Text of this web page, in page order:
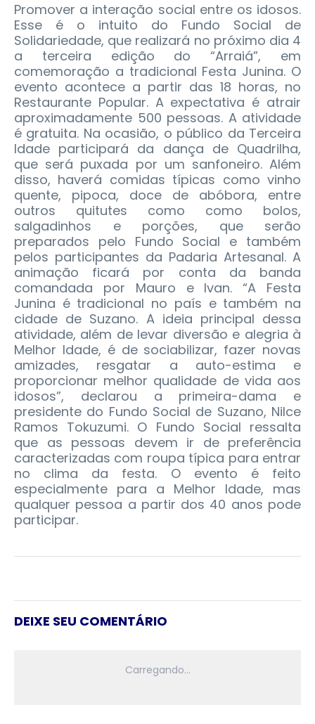
Promover a interação social entre os idosos.
Esse é o intuito do Fundo Social de
Solidariedade, que realizará no próximo dia 4
a terceira edição do “Arraiá”, em
comemoração a tradicional Festa Junina. O
evento acontece a partir das 18 horas, no
Restaurante Popular. A expectativa é atrair
aproximadamente 500 pessoas. A atividade
é gratuita. Na ocasião, o público da Terceira
Idade participará da dança de Quadrilha,
que será puxada por um sanfoneiro. Além
disso, haverá comidas típicas como vinho
quente, pipoca, doce de abóbora, entre
outros quitutes como como bolos,
salgadinhos e porções, que serão
preparados pelo Fundo Social e também
pelos participantes da Padaria Artesanal. A
animação ficará por conta da banda
comandada por Mauro e Ivan. “A Festa
Junina é tradicional no país e também na
cidade de Suzano. A ideia principal dessa
atividade, além de levar diversão e alegria à
Melhor Idade, é de sociabilizar, fazer novas
amizades, resgatar a auto-estima e
proporcionar melhor qualidade de vida aos
idosos”, declarou a primeira-dama e
presidente do Fundo Social de Suzano, Nilce
Ramos Tokuzumi. O Fundo Social ressalta
que as pessoas devem ir de preferência
caracterizadas com roupa típica para entrar
no clima da festa. O evento é feito
especialmente para a Melhor Idade, mas
qualquer pessoa a partir dos 40 anos pode
participar.
DEIXE SEU COMENTÁRIO